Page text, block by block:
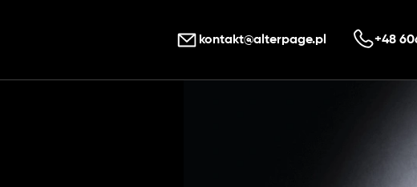
kontakt@alterpage.pl +48